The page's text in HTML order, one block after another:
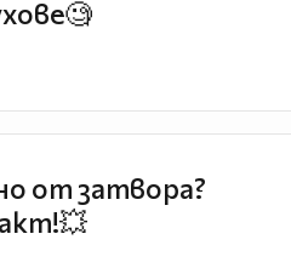
от затвора?